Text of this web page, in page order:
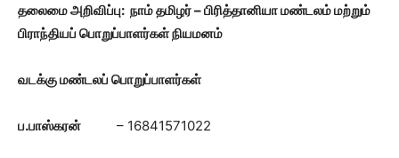
தலைமை அறிவிப்பு: நாம் தமிழர் – பிரித்தானியா மண்டலம் மற்றும்
பிராந்தியப் பொறுப்பாளர்கள் நியமனம்
வடக்கு மண்டலப் பொறுப்பாளர்கள்
ப.பாஸ்கரன் – 16841571022